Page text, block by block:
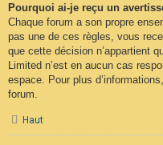
Pourquoi ai-je reçu un
Chaque forum a son propre
pas une de ces règles, vous
que cette décision n’appartient
Limited n’est en aucun cas
espace. Pour plus
forum.
Haut